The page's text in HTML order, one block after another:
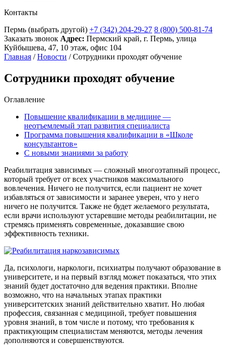
Контакты
Пермь (выбрать другой) +7 (342) 204-29-27 8 (800) 500-81-74
Заказать звонок Адрес: Пермский край, г. Пермь, улица
Куйбышева, 47, 10 этаж, офис 104
Главная /Новости /Сотрудники проходят обучение
Сотрудники проходят обучение
Оглавление
Повышение квалификации в медицине —
неотъемлемый этап развития специалиста
Программа повышения квалификации в «Школе
консультантов»
С новыми знаниями за работу
Реабилитация зависимых — сложный многоэтапный процесс,
который требует от всех участников максимального
вовлечения. Ничего не получится, если пациент не хочет
избавляться от зависимости и заранее уверен, что у него
ничего не получится. Также не будет желаемого результата,
если врачи используют устаревшие методы реабилитации, не
стремясь применять современные, доказавшие свою
эффективность техники.
Да, психологи, наркологи, психиатры получают образование в
университете, и на первый взгляд может показаться, что этих
знаний будет достаточно для ведения практики. Вполне
возможно, что на начальных этапах практики
университетских знаний действительно хватит. Но любая
профессия, связанная с медициной, требует повышения
уровня знаний, в том числе и потому, что требования к
практикующим специалистам меняются, методы лечения
дополняются и совершенствуются.